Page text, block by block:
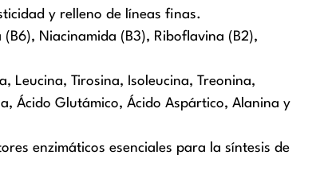
y relleno de líneas finas.
Niacinamida (B3), Riboflavina (B2),
Leucina, Tirosina, Isoleucina, Treonina,
Ácido Glutámico, Ácido Aspártico, Alanina y
enzimáticos esenciales para la síntesis de